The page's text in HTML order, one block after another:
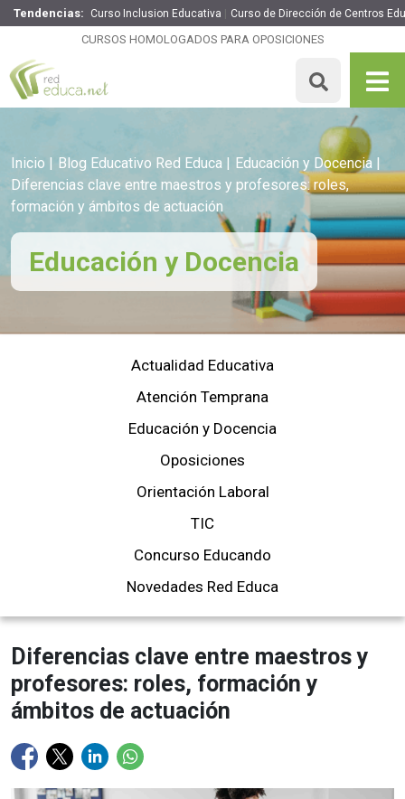
Tendencias: Curso Inclusion Educativa Curso de Dirección de Centros
CURSOS HOMOLOGADOS PARA OPOSICIONES
Inicio Blog Educativo Red Educa
Educación y Docencia
Diferencias clave entre maestros y profesores: roles,
formación y ámbitos de actuación
Educación y Docencia
Actualidad Educativa
Atención Temprana
Educación y Docencia
Oposiciones
Orientación Laboral
TIC
Concurso Educando
Novedades Red Educa
Diferencias clave entre maestros y
profesores: roles, formación y
ámbitos de actuación